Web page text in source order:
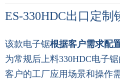
ES-330HDC出口定制
该款电子锯根据客户需求配
为常规后上料330HDC电子
客户的工厂应用场景和操作需